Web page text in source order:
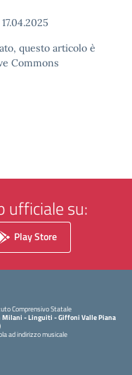
17.04.2025
questo articolo è
Commons
ufficiale su:
Play Store
Comprensivo Statale
Milani - Linguiti - Giffoni Valle Piana
ad indirizzo musicale